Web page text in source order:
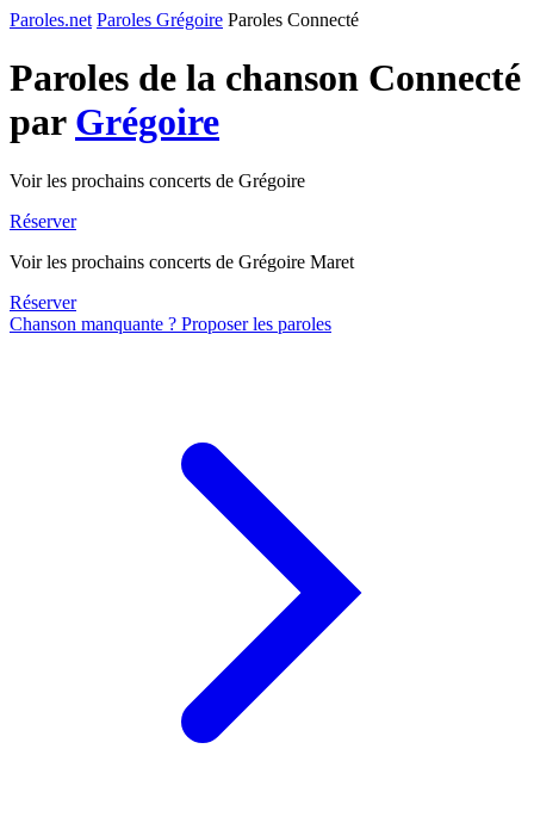
Paroles.net Paroles Grégoire Paroles Connecté
Paroles de la chanson Connecté
par Grégoire
Voir les prochains concerts de Grégoire
Réserver
Voir les prochains concerts de Grégoire Maret
Réserver
Chanson manquante ? Proposer les paroles